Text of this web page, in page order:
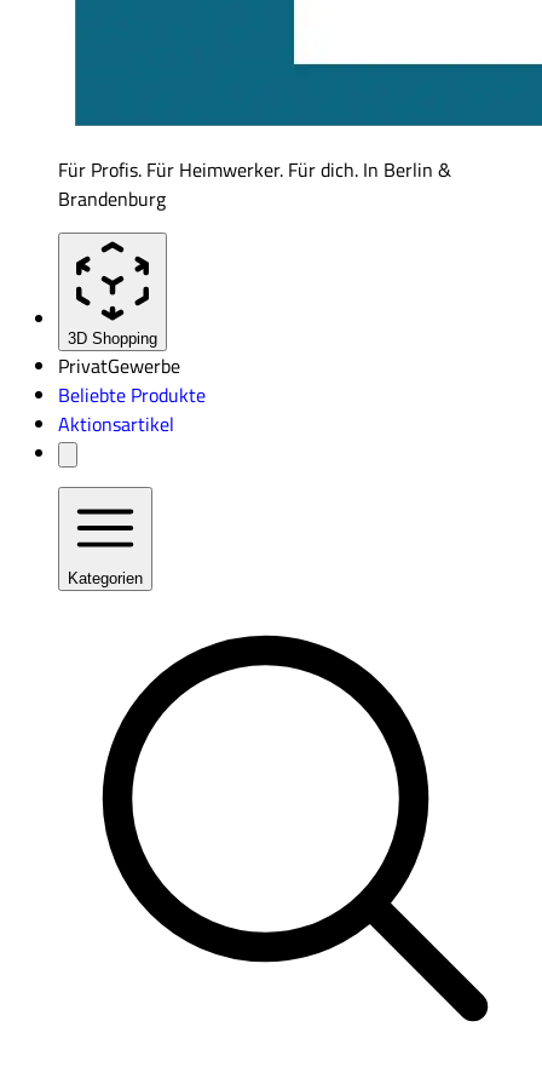
Für Profis. Für Heimwerker. Für dich. In Berlin &
Brandenburg
3D Shopping
PrivatGewerbe
Beliebte Produkte
Aktionsartikel
Kategorien